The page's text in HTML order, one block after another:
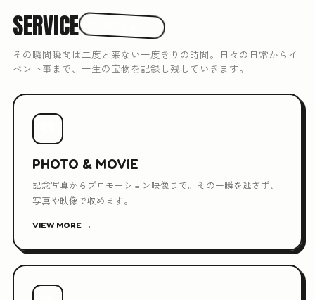
SERVICE
その瞬間瞬間は二度と来ない一度きりの時間。日々の日常からイ
ベント事まで、一生の宝物を記録し残していきます。
PHOTO & MOVIE
記念写真からプロモーション映像まで。その一瞬を逃さず、
写真や映像で収めます。
VIEW MORE →